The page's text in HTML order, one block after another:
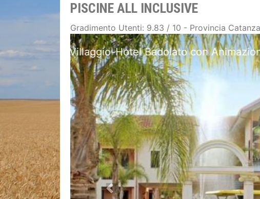
PISCINE ALL INCLUSIVE
Gradimento Utenti: 9.83 / 10 - Provincia
Previous